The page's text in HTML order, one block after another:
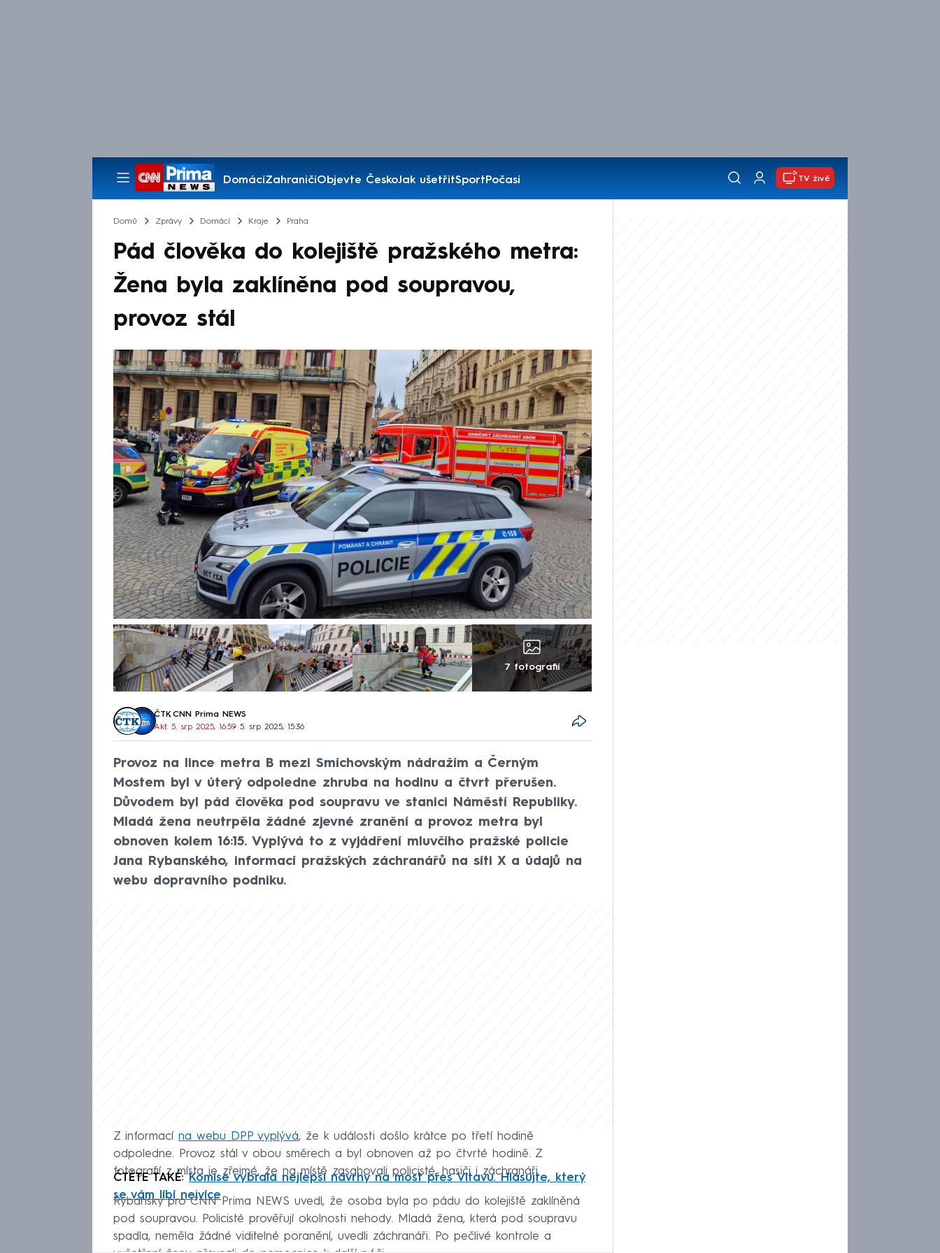
DomácíZahraničíObjevte ČeskoJak ušetřitSportPočasí
Pořady
TV živě
Domů Zprávy Domácí Kraje Praha
Pád člověka do kolejiště pražského metra:
Žena byla zaklíněna pod soupravou,
provoz stál
7 fotografií
ČTK, CNN Prima NEWS
Akt. 5. srp 2025, 16:59• 5. srp 2025, 15:36
Provoz na lince metra B mezi Smíchovským nádražím a Černým
Mostem byl v úterý odpoledne zhruba na hodinu a čtvrt přerušen.
Důvodem byl pád člověka pod soupravu ve stanici Náměstí Republiky.
Mladá žena neutrpěla žádné zjevné zranění a provoz metra byl
obnoven kolem 16:15. Vyplývá to z vyjádření mluvčího pražské policie
Jana Rybanského, informací pražských záchranářů na síti X a údajů na
webu dopravního podniku.
Z informací na webu DPP vyplývá, že k události došlo krátce po třetí hodině
odpoledne. Provoz stál v obou směrech a byl obnoven až po čtvrté hodině. Z
fotografií z místa je zřejmé, že na místě zasahovali policisté, hasiči i záchranáři.
ČTĚTE TAKÉ:Komise vybrala nejlepší návrhy na most přes Vltavu. Hlasujte, který
se vám líbí nejvíce
Rybanský pro CNN Prima NEWS uvedl, že osoba byla po pádu do kolejiště zaklíněná
pod soupravou. Policisté prověřují okolnosti nehody. Mladá žena, která pod soupravu
spadla, neměla žádné viditelné poranění, uvedli záchranáři. Po pečlivé kontrole a